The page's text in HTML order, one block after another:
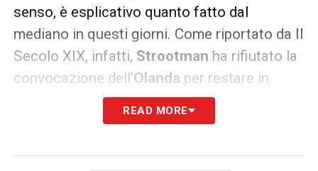
senso, è esplicativo quanto fatto dal
mediano in questi giorni. Come riportato da Il
Secolo XIX, infatti, Strootman ha rifiutato la
convocazione dell’Olanda per restare in
il c.t.De Boerin cui ha spiegato di voler
READ MORE